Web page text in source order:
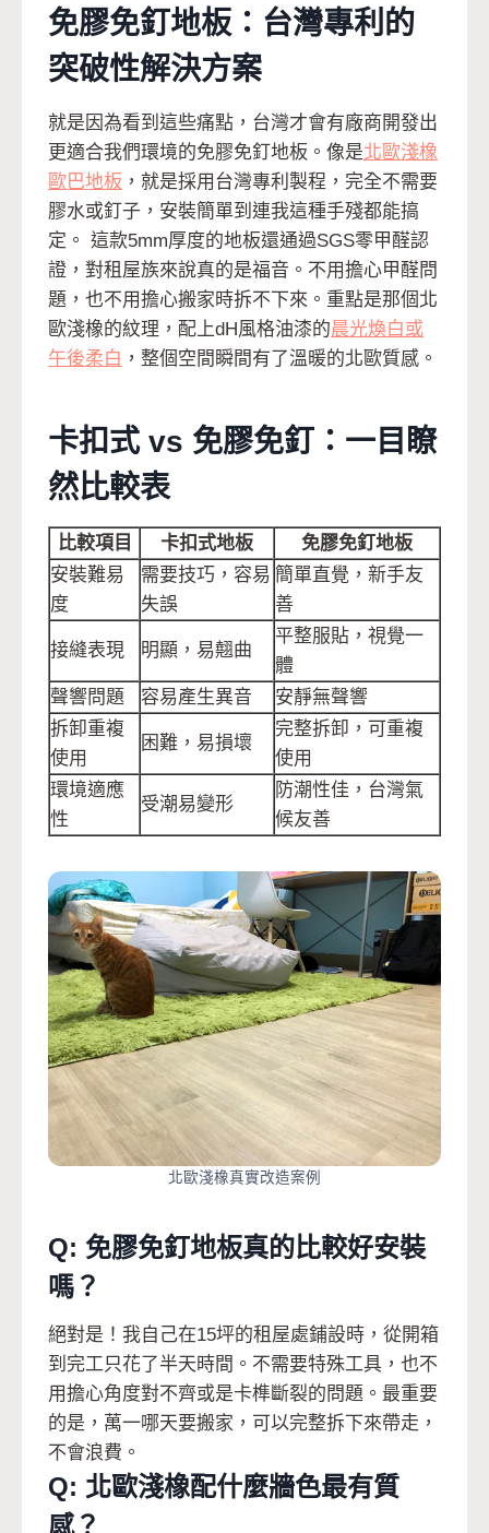
免膠免釘地板：台灣專利的
突破性解決方案
就是因為看到這些痛點，台灣才會有廠商開發出
更適合我們環境的免膠免釘地板。像是北歐淺橡
歐巴地板 ，就是採用台灣專利製程，完全不需要
膠水或釘子，安裝簡單到連我這種手殘都能搞
定。 這款5mm厚度的地板還通過SGS零甲醛認
證，對租屋族來說真的是福音。不用擔心甲醛問
題，也不用擔心搬家時拆不下來。重點是那個北
歐淺橡的紋理，配上dH風格油漆的晨光煥白或
午後柔白 ，整個空間瞬間有了溫暖的北歐質感。
卡扣式 vs 免膠免釘：一目瞭
然比較表
比較項目 卡扣式地板
免膠免釘地板
安裝難易
度
需要技巧，容易
失誤
簡單直覺，新手友
善
接縫表現 明顯，易翹曲
平整服貼，視覺一
體
聲響問題
容易產生異音
安靜無聲響
拆卸重複
使用
困難，易損壞
完整拆卸，可重複
使用
環境適應
性
受潮易變形
防潮性佳，台灣氣
候友善
北歐淺橡真實改造案例
Q: 免膠免釘地板真的比較好安裝
嗎？
絕對是！我自己在15坪的租屋處鋪設時，從開箱
到完工只花了半天時間。不需要特殊工具，也不
用擔心角度對不齊或是卡榫斷裂的問題。最重要
的是，萬一哪天要搬家，可以完整拆下來帶走，
不會浪費。
Q: 北歐淺橡配什麼牆色最有質
感？